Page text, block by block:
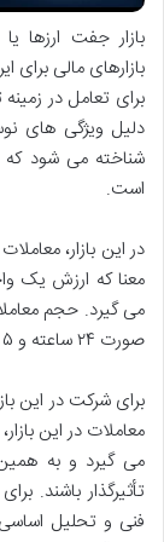
بازار جفت ارزها
بازارهای مالی برای
برای تعامل در
دلیل ویژگی های
شناخته می شود که
است.
در این بازار،
معنا که ارزش یک
می گیرد. حجم
صورت ۲۴ ساعته و ۵ روز در هفته امکان پذیر است.
برای شرکت در این
معاملات در این
می گیرد و به
تأثیرگذار باشند.
فنی و تحلیل